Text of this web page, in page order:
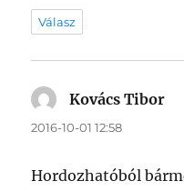
Válasz
Kovács Tibor
2016-10-01 12:58
Hordozhatóból